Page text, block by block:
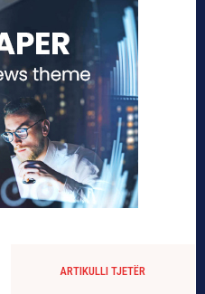
ARTIKULLI TJETËR